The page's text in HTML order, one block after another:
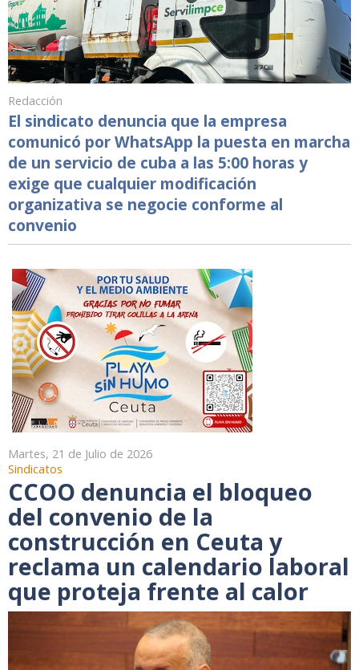
Redacción
El sindicato denuncia que la empresa
comunicó por WhatsApp la puesta en marcha
de un servicio de cuba a las 5:00 horas y
exige que cualquier modificación
organizativa se negocie conforme al
convenio
Martes, 21 de Julio de 2026
Sindicatos
CCOO denuncia el bloqueo
del convenio de la
construcción en Ceuta y
reclama un calendario laboral
que proteja frente al calor